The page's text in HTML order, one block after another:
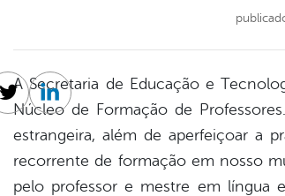
A Secretaria de Educação e
Núcleo de Formação de
estrangeira, além de aperfeiçoar a
recorrente de formação em nosso
pelo professor e mestre em língua
TwitterLinkedin